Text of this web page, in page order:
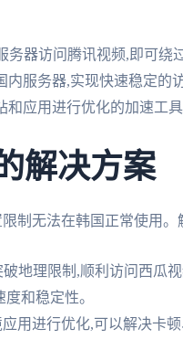
器访问腾讯视频,即可绕
服务器,实现快速稳定的
应用进行优化的加速工
解决方案
制无法在韩国正常使用。
地理限制,顺利访问西瓜视
和稳定性。
用进行优化,可以解决卡顿